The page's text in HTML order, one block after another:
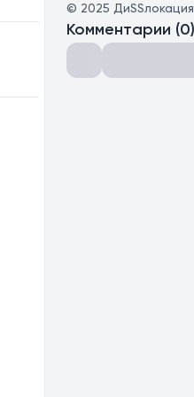
© 2025 ДиSSлокация
Комментарии (0)